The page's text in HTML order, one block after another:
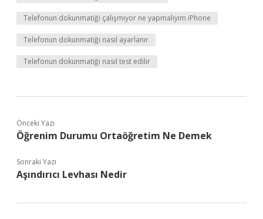
Telefonun dokunmatiği çalışmıyor ne yapmalıyım iPhone
Telefonun dokunmatiği nasıl ayarlanır
Telefonun dokunmatiği nasıl test edilir
Önceki Yazı
Öğrenim Durumu Ortaöğretim Ne Demek
Sonraki Yazı
Aşındırıcı Levhası Nedir